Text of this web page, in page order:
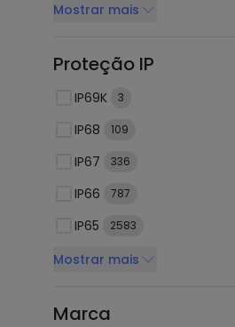
Mostrar mais
Proteção IP
IP69K 3
IP68 109
IP67 336
IP66 787
IP65 2583
Mostrar mais
Marca